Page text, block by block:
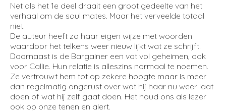
Net als het 1e deel draait een groot gedeelte van het
verhaal om de soul mates. Maar het verveelde totaal
niet.
De auteur heeft zo haar eigen wijze met woorden
waardoor het telkens weer nieuw lijkt wat ze schrijft.
Daarnaast is de Bargainer een vat vol geheimen, ook
voor Callie. Hun relatie is alleszins normaal te noemen.
Ze vertrouwt hem tot op zekere hoogte maar is meer
dan regelmatig ongerust over wat hij haar nu weer laat
doen of wat hij zelf gaat doen. Het houd ons als lezer
ook op onze tenen en alert.